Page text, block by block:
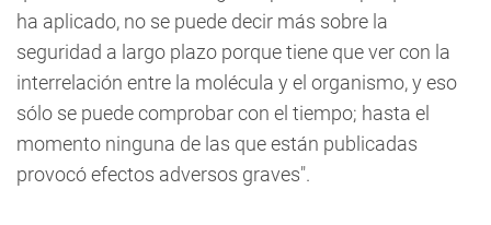
ha aplicado, no se puede decir más sobre la
seguridad a largo plazo porque tiene que ver con la
interrelación entre la molécula y el organismo, y eso
sólo se puede comprobar con el tiempo; hasta el
momento ninguna de las que están publicadas
provocó efectos adversos graves".